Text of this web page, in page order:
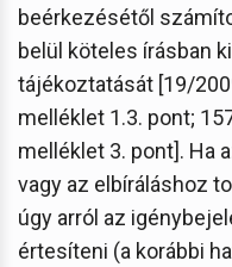
beérkezésétől
belül köteles írásban
tájékoztatását [19/
melléklet 1.3. pont;
melléklet 3. pont]. Ha
vagy az elbíráláshoz
úgy arról az
értesíteni (a korábbi